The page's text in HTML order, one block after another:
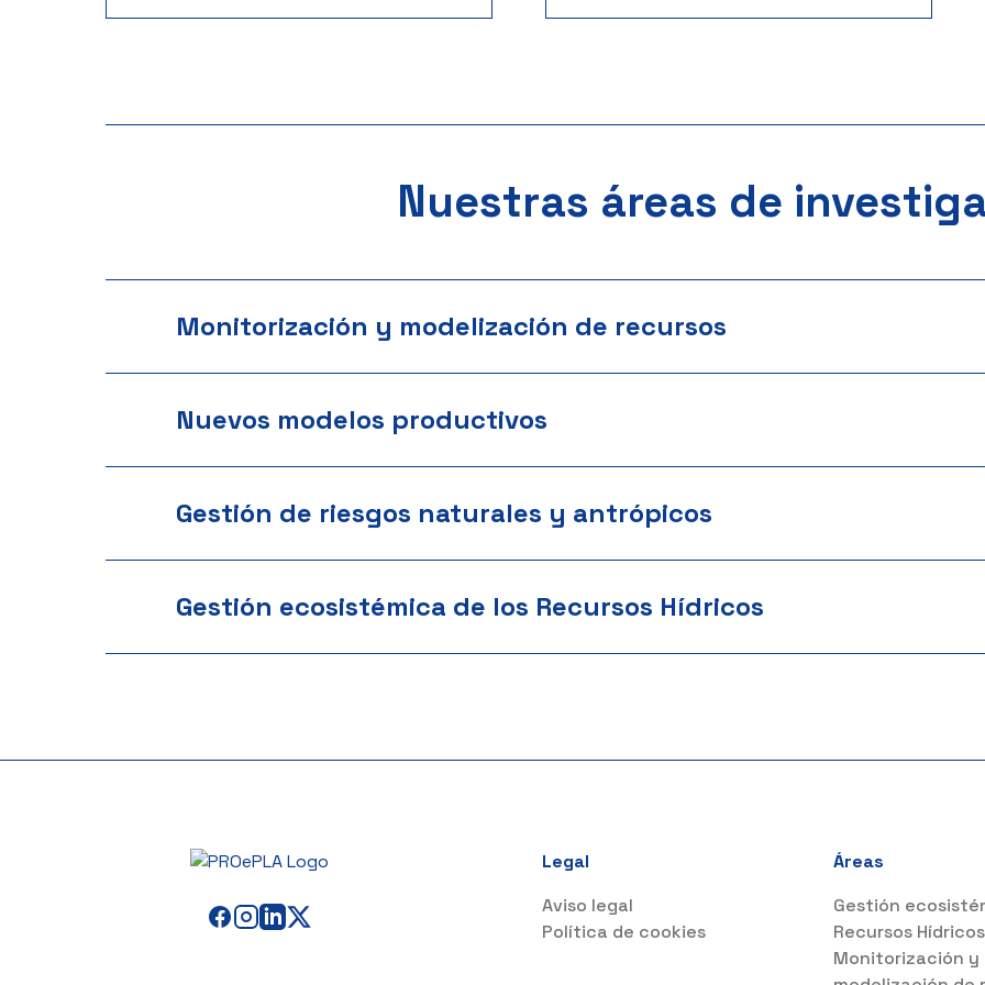
Nuestras áreas de
Monitorización y modelización de recursos
Nuevos modelos productivos
Gestión de riesgos naturales y antrópicos
Gestión ecosistémica de los Recursos Hídricos
Legal
Aviso legal
Política de cookies
Áreas
Gestión
Recursos Hídricos
Monitorización y